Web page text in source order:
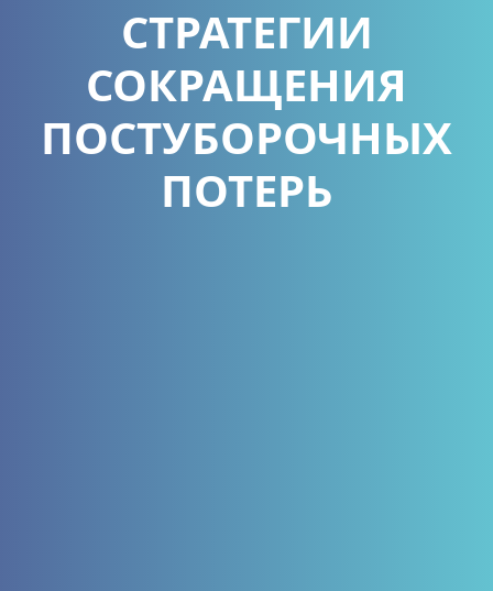
СТРАТЕГИИ
СОКРАЩЕНИЯ
ПОСТУБОРОЧНЫХ
ПОТЕРЬ